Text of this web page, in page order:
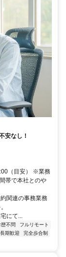
安なし！
（目安） ※業務
帯で本社とのや
連の事務業務
て...
歴不問
フルリモート
長期歓迎
完全歩合制